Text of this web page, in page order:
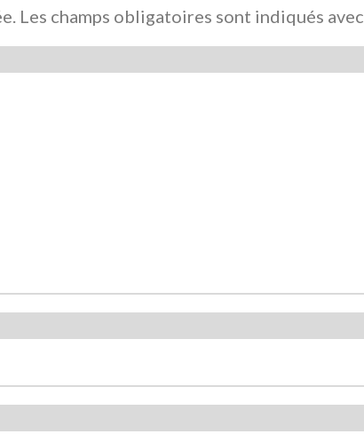
Les champs obligatoires sont indiqués avec